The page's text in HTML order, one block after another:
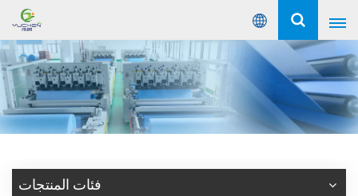
عربي
English
Русский
Español
فئات المنتجات